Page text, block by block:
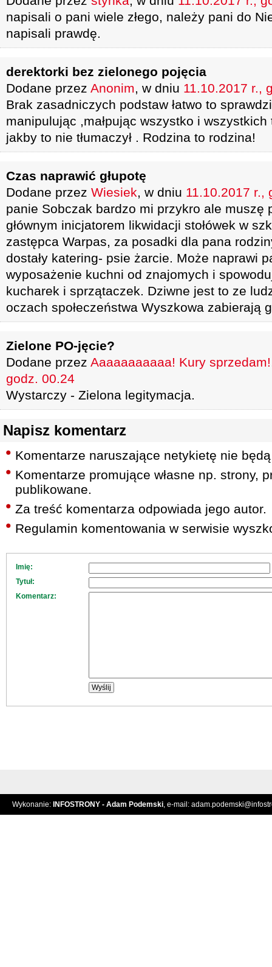
napisali o pani wiele złego, należy pani do
napisali prawdę.
derektorki bez zielonego pojęcia
Dodane przez Anonim, w dniu 11.10.2017 r.,
Brak zasadniczych podstaw łatwo to
manipulując ,małpując wszystko i
jakby to nie tłumaczył . Rodzina to rodzina!
Czas naprawić głupotę
Dodane przez Wiesiek, w dniu 11.10.2017 r.,
panie Sobczak bardzo mi przykro ale muszę
głównym inicjatorem likwidacji stołówek w
zastępca Warpas, za posadki dla pana
dostały katering- psie żarcie. Może naprawi
wyposażenie kuchni od znajomych i
kucharek i sprzątaczek. Dziwne jest to ze
oczach społeczeństwa Wyszkowa zabierają
Zielone PO-jęcie?
Dodane przez Aaaaaaaaaaa! Kury sprzedam!
godz. 00.24
Wystarczy - Zielona legitymacja.
Napisz komentarz
Komentarze naruszające netykietę nie
Komentarze promujące własne np. strony,
publikowane.
Za treść komentarza odpowiada jego autor.
Regulamin komentowania w serwisie
Imię:
Tytuł:
Komentarz:
Wykonanie: INFOSTRONY - Adam Podemski, e-mail: